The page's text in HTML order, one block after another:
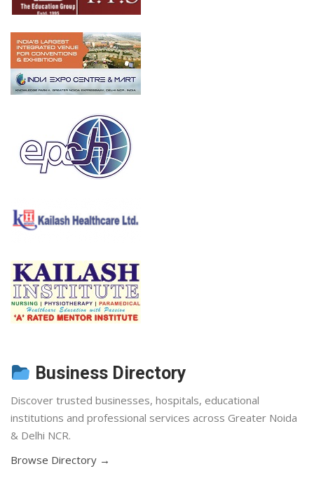
Business Directory
Discover trusted businesses, hospitals, educational
institutions and professional services across Greater Noida
& Delhi NCR.
Browse Directory →